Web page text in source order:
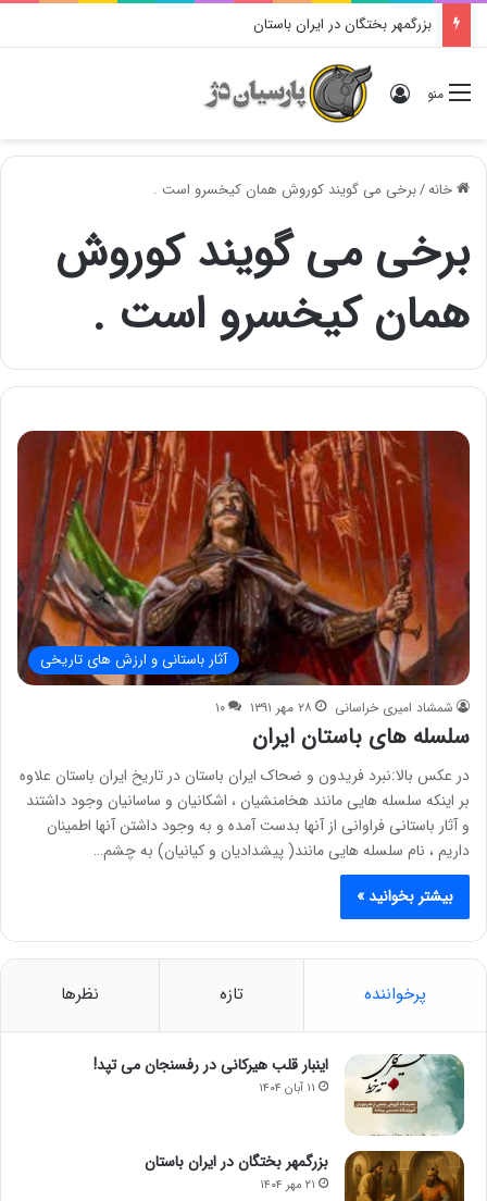
بزرگمهر بختگان در ایران باستان
منو ورود
خانه/برخی می گویند کوروش همان کیخسرو است .
برخی می گویند کوروش
همان کیخسرو است .
آثار باستانی و ارزش های تاریخی
شمشاد امیری خراسانی ۲۸ مهر ۱۳۹۱ ۱۰
سلسله های باستان ایران
در عکس بالا:نبرد فریدون و ضحاک ایران باستان در تاریخ ایران باستان علاوه
بر اینکه سلسله هایی مانند هخامنشیان ، اشکانیان و ساسانیان وجود داشتند
و آثار باستانی فراوانی از آنها بدست آمده و به وجود داشتن آنها اطمینان
داریم ، نام سلسله هایی مانند( پیشدادیان و کیانیان) به چشم…
بیشتر بخوانید »
پرخواننده تازه نظرها
اینبار قلب هیرکانی در رفسنجان می تپد!
۱۱ آبان ۱۴۰۴
بزرگمهر بختگان در ایران باستان
۲۱ مهر ۱۴۰۴